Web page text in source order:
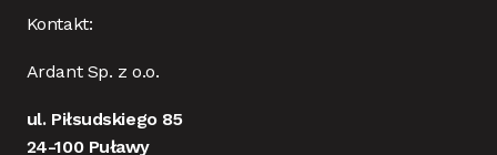
Kontakt:
Ardant Sp. z o.o.
ul. Piłsudskiego 85
24-100 Puławy